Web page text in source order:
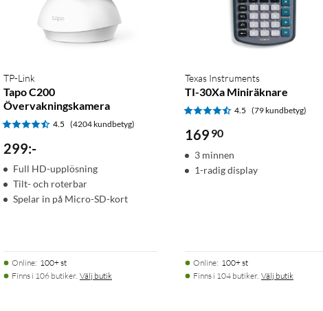
TP-Link
Tapo C200
Övervakningskamera
4.5 (4204 kundbetyg)
299:-
Full HD-upplösning
Tilt- och roterbar
Spelar in på Micro-SD-kort
Online: 100+ st
Finns i 106 butiker. Välj butik
Texas Instruments
TI-30Xa Miniräknare
4.5 (79 kundbetyg)
169 90
3 minnen
1-radig display
Online: 100+ st
Finns i 104 butiker. Välj butik